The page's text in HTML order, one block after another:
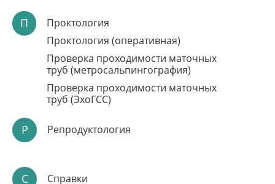
ЧЕРЕЗ ЛИЧНЫЙ
П
Проктология
Проктология (оперативная)
Проверка проходимости маточных
труб (метросальпингография)
Проверка проходимости маточных
труб (ЭхоГСС)
Р Репродуктология
С
Справки